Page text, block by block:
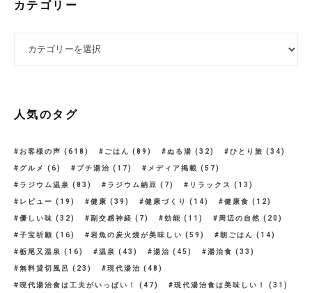
カテゴリー
人気のタグ
お客様の声 (618) ごはん (89) ぬる湯 (32) ひとり旅 (34)
グルメ (6) プチ湯治 (17) メディア掲載 (57)
ラジウム温泉 (83) ラジウム納豆 (7) リラックス (13)
レビュー (19) 健康 (39) 健康づくり (14) 健康食 (12)
優しい味 (32) 副交感神経 (7) 効能 (11) 周辺の自然 (20)
子宝祈願 (16) 岩魚の炭火焼が美味しい (59) 朝ごはん (14)
栃尾又温泉 (16) 温泉 (43) 湯治 (45) 湯治食 (33)
無料貸切風呂 (23) 現代湯治 (48)
現代湯治食は工夫がいっぱい！ (47) 現代湯治食は美味しい！ (31)